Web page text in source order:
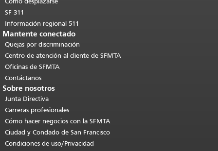
SF 311
Información regional 511
Mantente conectado
Quejas por discriminación
Centro de atención al cliente de SFMTA
Oficinas de SFMTA
Contáctanos
Sobre nosotros
Junta Directiva
Carreras profesionales
Cómo hacer negocios con la SFMTA
Ciudad y Condado de San Francisco
Condiciones de uso/Privacidad